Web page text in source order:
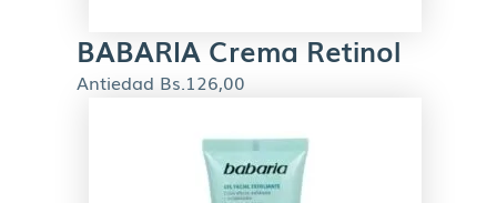
BABARIA Crema Retinol
Antiedad Bs.126,00